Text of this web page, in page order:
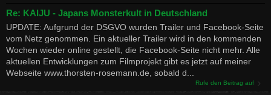
Re: KAIJU - Japans Monsterkult in Deutschland
UPDATE: Aufgrund der DSGVO wurden Trailer und Facebook-Seite
vom Netz genommen. Ein aktueller Trailer wird in den kommenden
Wochen wieder online gestellt, die Facebook-Seite nicht mehr. Alle
aktuellen Entwicklungen zum Filmprojekt gibt es jetzt auf meiner
Webseite www.thorsten-rosemann.de, sobald d...
Rufe den Beitrag auf